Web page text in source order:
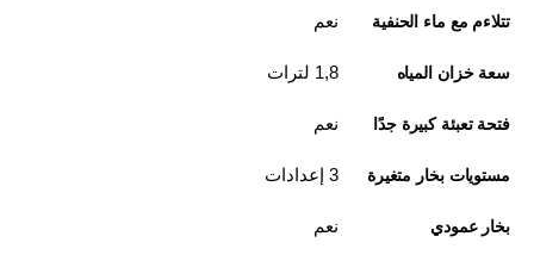
تتلاءم مع ماء الحنفية نعم
سعة خزان المياه 1,8 لترات
فتحة تعبئة كبيرة جدًا نعم
مستويات بخار متغيرة 3 إعدادات
بخار عمودي نعم